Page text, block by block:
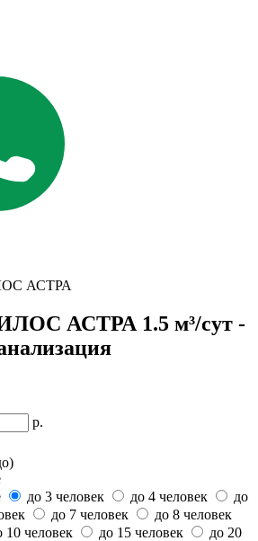
АСТРА
АСТРА 1.5 м³/сут -
р.
до 3 человек до 4 человек
до
до 7 человек
до 8 человек
10 человек до 15 человек
до 20